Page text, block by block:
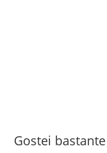
Gostei